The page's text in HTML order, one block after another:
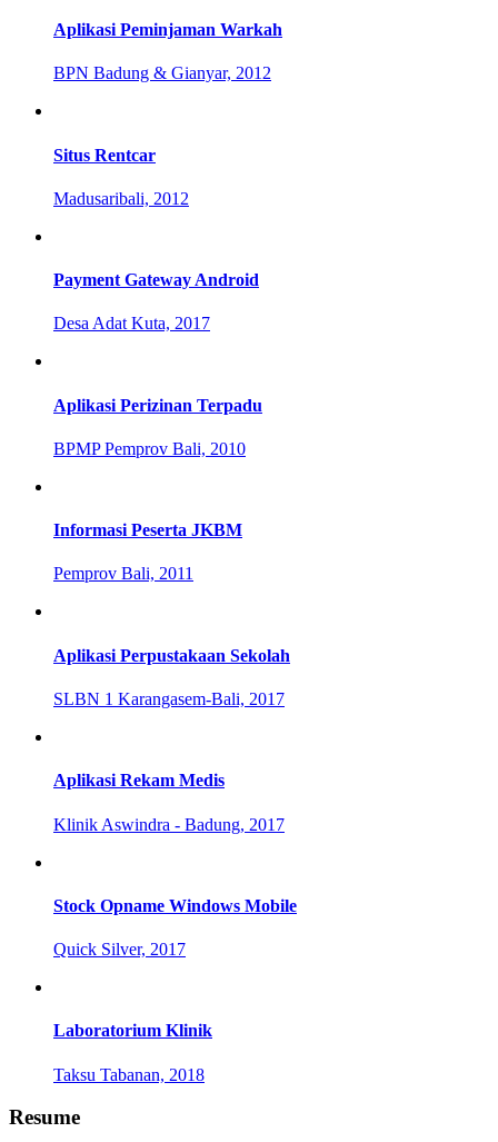
Aplikasi Peminjaman Warkah
BPN Badung & Gianyar, 2012
Situs Rentcar
Madusaribali, 2012
Payment Gateway Android
Desa Adat Kuta, 2017
Aplikasi Perizinan Terpadu
BPMP Pemprov Bali, 2010
Informasi Peserta JKBM
Pemprov Bali, 2011
Aplikasi Perpustakaan Sekolah
SLBN 1 Karangasem-Bali, 2017
Aplikasi Rekam Medis
Klinik Aswindra - Badung, 2017
Stock Opname Windows Mobile
Quick Silver, 2017
Laboratorium Klinik
Taksu Tabanan, 2018
Resume